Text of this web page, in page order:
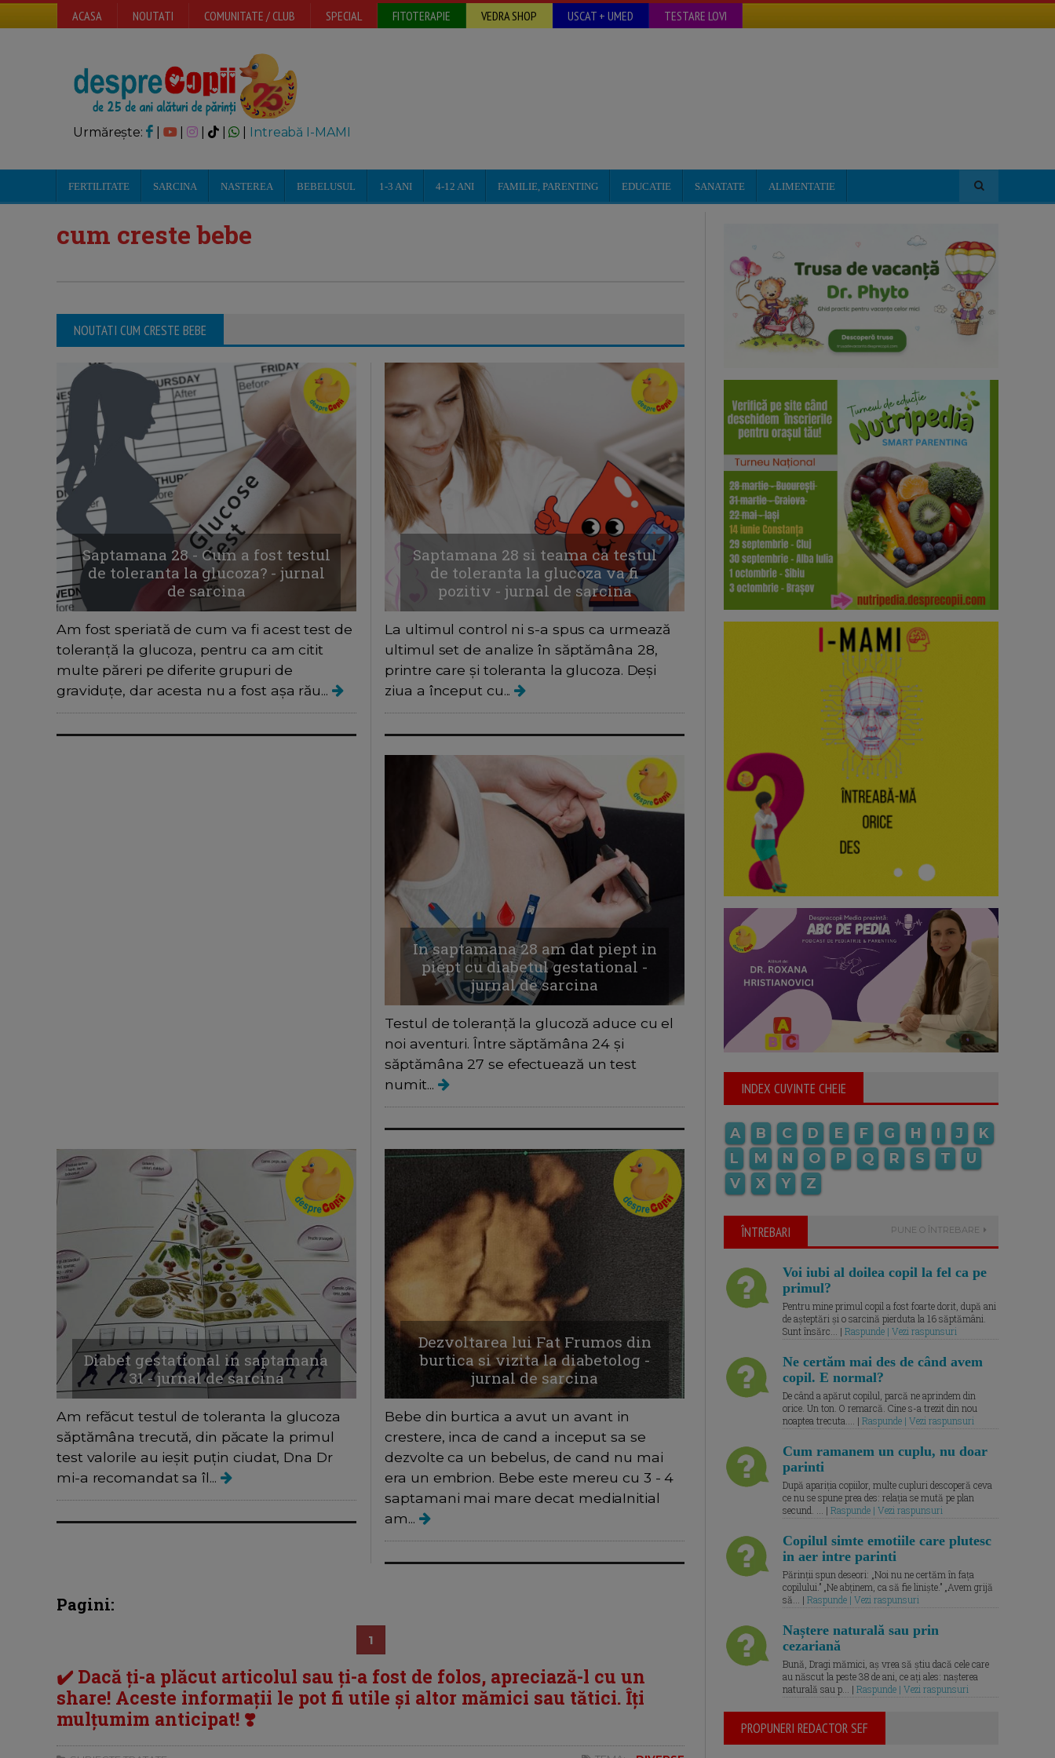
ACASA NOUTATI COMUNITATE / CLUB SPECIAL FITOTERAPIE VEDRA SHOP USCAT + UMED TESTARE LOVI
Urmărește: | | Intreabă I-MAMI
FERTILITATE SARCINA NASTEREA BEBELUSUL 1-3 ANI 4-12 ANI FAMILIE, PARENTING EDUCATIE SANATATE ALIMENTATIE
cum creste bebe
NOUTATI CUM CRESTE BEBE
Saptamana 28 - Cum a fost testul
de toleranta la glucoza? - jurnal
de sarcina
Am fost speriată de cum va fi acest test de
toleranță la glucoza, pentru ca am citit
multe păreri pe diferite grupuri de
graviduțe, dar acesta nu a fost așa rău...
Saptamana 28 si teama ca testul
de toleranta la glucoza va fi
pozitiv - jurnal de sarcina
La ultimul control ni s-a spus ca urmează
ultimul set de analize în săptămâna 28,
printre care și toleranta la glucoza. Deși
ziua a început cu...
In saptamana 28 am dat piept in
piept cu diabetul gestational -
jurnal de sarcina
Testul de toleranță la glucoză aduce cu el
noi aventuri. Între săptămâna 24 și
săptămâna 27 se efectuează un test
numit...
Diabet gestational in saptamana
31 - jurnal de sarcina
Am refăcut testul de toleranta la glucoza
săptămâna trecută, din păcate la primul
test valorile au ieșit puțin ciudat, Dna Dr
mi-a recomandat sa îl...
Dezvoltarea lui Fat Frumos din
burtica si vizita la diabetolog -
jurnal de sarcina
Bebe din burtica a avut un avant in
crestere, inca de cand a inceput sa se
dezvolte ca un bebelus, de cand nu mai
era un embrion. Bebe este mereu cu 3 - 4
saptamani mai mare decat mediaInitial
am...
Pagini:
1
✔️ Dacă ți-a plăcut articolul sau ți-a fost de folos, apreciază-l cu un
share! Aceste informații le pot fi utile și altor mămici sau tătici. Îți
mulțumim anticipat! ❣️
INDEX CUVINTE CHEIE
A B C D E F G H I J
K
L
M N O P Q R S T
U
V
X Y Z
ÎNTREBARI PUNE O ÎNTREBARE
Voi iubi al doilea copil la fel ca pe
primul?
Pentru mine primul copil a fost foarte dorit, după ani
de așteptări și o sarcină pierduta la 16 săptămâni.
Sunt însărc... | Raspunde | Vezi raspunsuri
Ne certăm mai des de când avem
copil. E normal?
De când a apărut copilul, parcă ne aprindem din
orice. Un ton. O remarcă. Cine s-a trezit din nou
noaptea trecuta.... | Raspunde | Vezi raspunsuri
Cum ramanem un cuplu, nu doar
parinti
După apariția copiilor, multe cupluri descoperă ceva
ce nu se spune prea des: relația se mută pe plan
secund. ... | Raspunde | Vezi raspunsuri
Copilul simte emotiile care plutesc
in aer intre parinti
Părinții spun deseori: „Noi nu ne certăm în fața
copilului.” „Ne abținem, ca să fie liniște.” „Avem grijă
să... | Raspunde | Vezi raspunsuri
Naștere naturală sau prin
cezariană
Bună, Dragi mămici, aș vrea să știu dacă cele care
au născut la peste 38 de ani, ce ați ales: nașterea
naturală sau p... | Raspunde | Vezi raspunsuri
PROPUNERI REDACTOR SEF